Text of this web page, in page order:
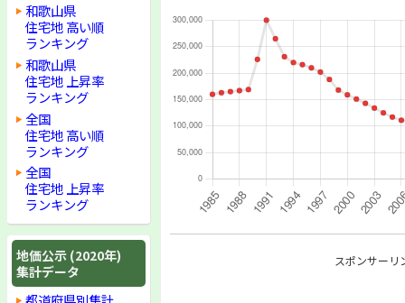
スポンサーリ
和歌山県
住宅地 高い順
ランキング
和歌山県
住宅地 上昇率
ランキング
全国
住宅地 高い順
ランキング
全国
住宅地 上昇率
ランキング
地価公示 (2020年)
集計データ